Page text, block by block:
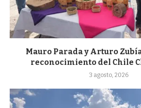
Mauro Parada y Arturo
reconocimiento del Chile
3 agosto, 2026